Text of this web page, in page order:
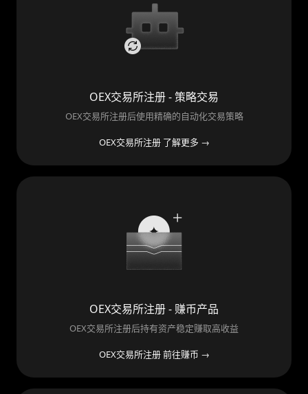
OEX交易所注册 - 策略交易
OEX交易所注册后使用精确的自动化交易策略
OEX交易所注册 了解更多 →
OEX交易所注册 - 赚币产品
OEX交易所注册后持有资产稳定赚取高收益
OEX交易所注册 前往赚币 →